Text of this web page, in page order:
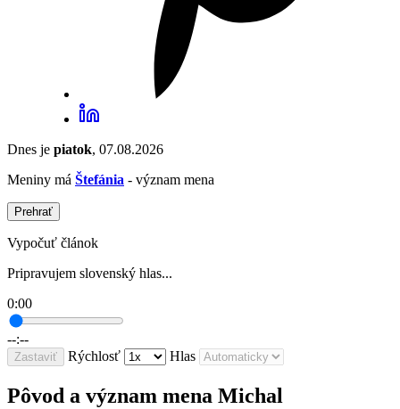
Dnes je piatok, 07.08.2026
Meniny má Štefánia - význam mena
Prehrať
Vypočuť článok
Pripravujem slovenský hlas...
0:00
--:--
Zastaviť Rýchlosť Hlas
Pôvod a význam mena Michal